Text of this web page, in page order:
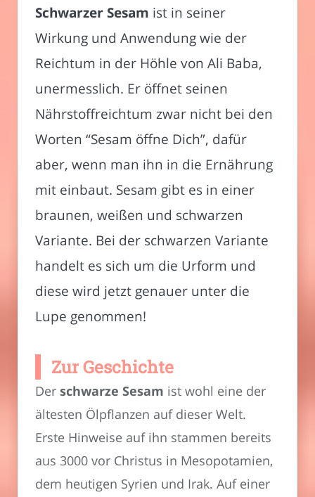
Schwarzer Sesam ist in seiner
Wirkung und Anwendung wie der
Reichtum in der Höhle von Ali Baba,
unermesslich. Er öffnet seinen
Nährstoffreichtum zwar nicht bei den
Worten “Sesam öffne Dich”, dafür
aber, wenn man ihn in die Ernährung
mit einbaut. Sesam gibt es in einer
braunen, weißen und schwarzen
Variante. Bei der schwarzen Variante
handelt es sich um die Urform und
diese wird jetzt genauer unter die
Lupe genommen!
Zur Geschichte
Der schwarze Sesam ist wohl eine der
ältesten Ölpflanzen auf dieser Welt.
Erste Hinweise auf ihn stammen bereits
aus 3000 vor Christus in Mesopotamien,
dem heutigen Syrien und Irak. Auf einer